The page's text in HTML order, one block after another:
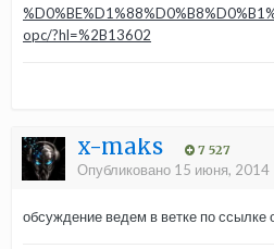
opc/?hl=%2B13602
x-maks 7 527
Опубликовано 15 июня, 2014
обсуждение ведем в ветке по ссылке